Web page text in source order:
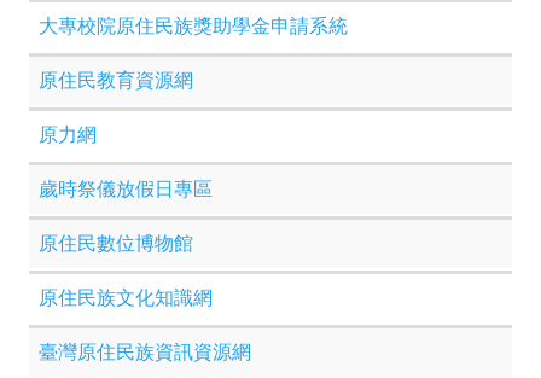
大專校院原住民族獎助學金申請系統
原住民教育資源網
原力網
歲時祭儀放假日專區
原住民數位博物館
原住民族文化知識網
臺灣原住民族資訊資源網